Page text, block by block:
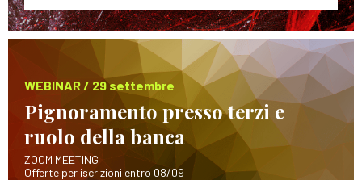
WEBINAR / 29 settembre
Pignoramento presso terzi e
ruolo della banca
ZOOM MEETING
Offerte per iscrizioni entro 08/09